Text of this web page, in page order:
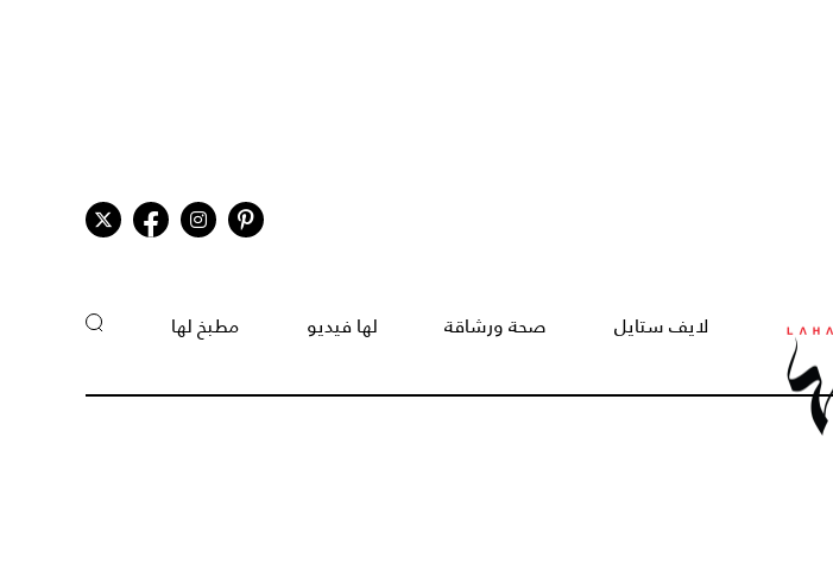
لايف ستايل صحة ورشاقة لها فيديو مطبخ لها